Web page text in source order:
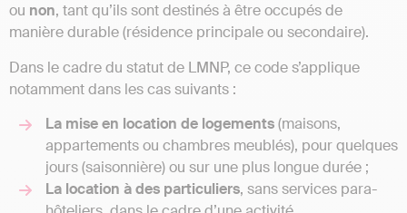
ou non, tant qu’ils sont destinés à être occupés de
manière durable (résidence principale ou secondaire).
Dans le cadre du statut de LMNP, ce code s’applique
notamment dans les cas suivants :
La mise en location de logements(maisons,
appartements ou chambres meublés), pour quelques
jours (saisonnière) ou sur une plus longue durée ;
La location à des particuliers, sans services para-